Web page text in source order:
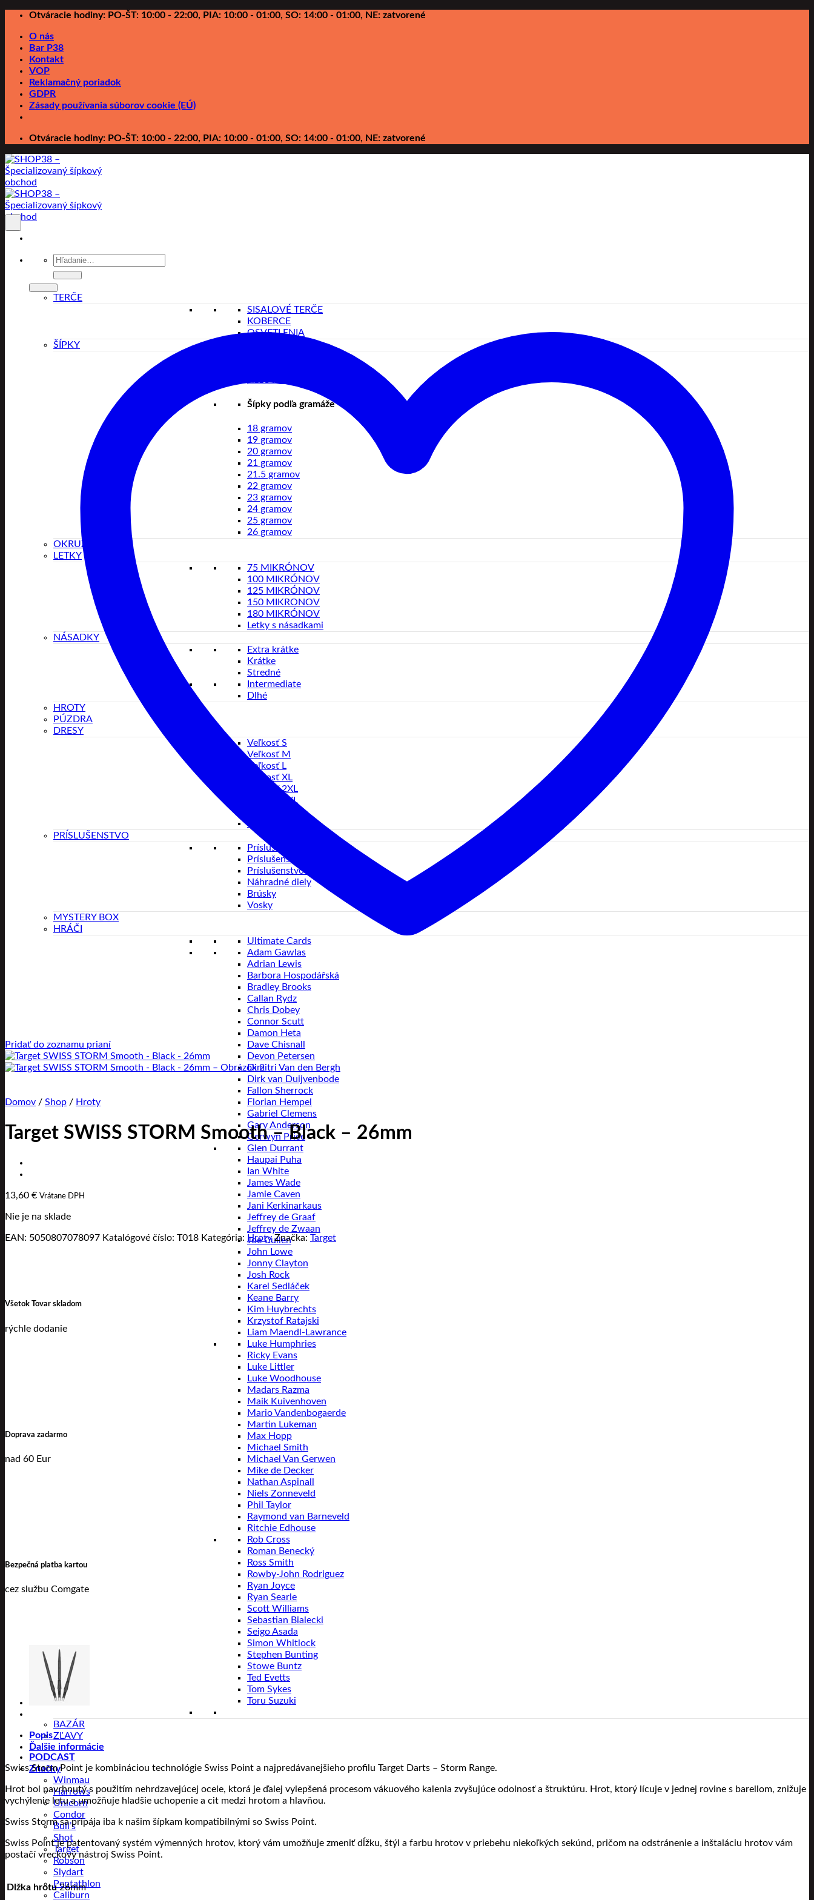
Preskočiť
obsah
Otváracie hodiny: PO-ŠT: 10:00 - 22:00, PIA: 10:00 - 01:00, SO: 14:00 - 01:00, NE: zatvorené
O nás
Bar P38
Kontakt
VOP
Reklamačný poriadok
GDPR
Zásady používania súborov cookie (EÚ)
Otváracie hodiny: PO-ŠT: 10:00 - 22:00, PIA: 10:00 - 01:00, SO: 14:00 - 01:00, NE: zatvorené
Hľadať:
TERČE
SISALOVÉ TERČE
KOBERCE
OSVETLENIA
ŠÍPKY
Šípky podľa gramáže
18 gramov
19 gramov
20 gramov
21 gramov
21.5 gramov
22 gramov
23 gramov
24 gramov
25 gramov
26 gramov
OKRUŽIA
LETKY
75 MIKRÓNOV
100 MIKRÓNOV
125 MIKRÓNOV
150 MIKRONOV
180 MIKRÓNOV
Letky s násadkami
NÁSADKY
Extra krátke
Krátke
Stredné
Intermediate
Dlhé
HROTY
PÚZDRA
DRESY
Veľkosť S
Veľkosť M
Veľkosť L
Veľkosť XL
Veľkosť 2XL
Veľkosť 3XL
PRÍSLUŠENSTVO
Príslušenstvo letiek
Príslušenstvo násadiek
Príslušenstvo terčov
Náhradné diely
Brúsky
Vosky
MYSTERY BOX
HRÁČI
Ultimate Cards
Adam Gawlas
Adrian Lewis
Barbora Hospodářská
Bradley Brooks
Callan Rydz
Chris Dobey
Connor Scutt
Damon Heta
Dave Chisnall
Devon Petersen
Dimitri Van den Bergh
Dirk van Duijvenbode
Fallon Sherrock
Florian Hempel
Gabriel Clemens
Gary Anderson
Gerwyn Price
Glen Durrant
Haupai Puha
Ian White
James Wade
Jamie Caven
Jani Kerkinarkaus
Jeffrey de Graaf
Jeffrey de Zwaan
Joe Cullen
John Lowe
Jonny Clayton
Josh Rock
Karel Sedláček
Keane Barry
Kim Huybrechts
Krzystof Ratajski
Liam Maendl-Lawrance
Luke Humphries
Ricky Evans
Luke Littler
Luke Woodhouse
Madars Razma
Maik Kuivenhoven
Mario Vandenbogaerde
Martin Lukeman
Max Hopp
Michael Smith
Michael Van Gerwen
Mike de Decker
Nathan Aspinall
Niels Zonneveld
Phil Taylor
Raymond van Barneveld
Ritchie Edhouse
Rob Cross
Roman Benecký
Ross Smith
Rowby-John Rodriguez
Ryan Joyce
Ryan Searle
Scott Williams
Sebastian Bialecki
Seigo Asada
Simon Whitlock
Stephen Bunting
Stowe Buntz
Ted Evetts
Tom Sykes
Toru Suzuki
BAZÁR
ZĽAVY
PODCAST
Značky
Winmau
Harrows
Unicorn
Condor
Bull’s
Shot
Target
Robson
Slydart
Pentathlon
Caliburn
Pridať do zoznamu prianí
Domov / Shop / Hroty
Target SWISS STORM Smooth – Black – 26mm
13,60 € Vrátane DPH
Nie je na sklade
EAN: 5050807078097 Katalógové číslo: T018 Kategória: Hroty Značka: Target
Všetok Tovar skladom
rýchle dodanie
Doprava zadarmo
nad 60 Eur
Bezpečná platba kartou
cez službu Comgate
Popis
Ďalšie informácie
Swiss Storm Point je kombináciou technológie Swiss Point a najpredávanejšieho profilu Target Darts – Storm Range.
Hrot bol navrhnutý s použitím nehrdzavejúcej ocele, ktorá je ďalej vylepšená procesom vákuového kalenia zvyšujúce odolnosť a štruktúru. Hrot, ktorý lícuje v jednej rovine s barellom, znižuje
vychýlenie letu a umožňuje hladšie uchopenie a cit medzi hrotom a hlavňou.
Swiss Storm sa pripája iba k našim šípkam kompatibilnými so Swiss Point.
Swiss Point je patentovaný systém výmenných hrotov, ktorý vám umožňuje zmeniť dĺžku, štýl a farbu hrotov v priebehu niekoľkých sekúnd, pričom na odstránenie a inštaláciu hrotov vám
postačí vreckový nástroj Swiss Point.
Dlžka hrotu 26mm